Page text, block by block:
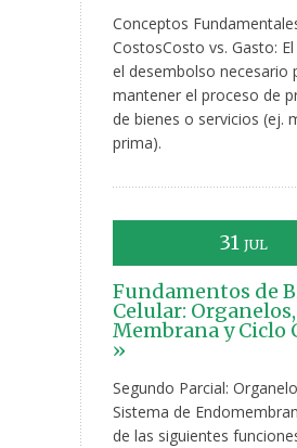
Conceptos
CostosCosto vs. Gasto:
el desembolso necesario
mantener el proceso de
de bienes o servicios (ej.
prima).
31 JUL
Fundamentos de
Celular: Organelos,
Membrana y Ciclo
»
Segundo Parcial:
Sistema de
de las siguientes